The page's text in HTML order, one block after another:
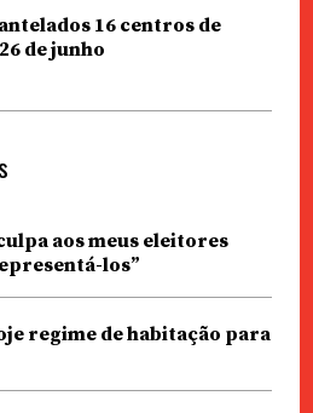
16 centros de
de junho
aos meus eleitores
los”
regime de habitação para